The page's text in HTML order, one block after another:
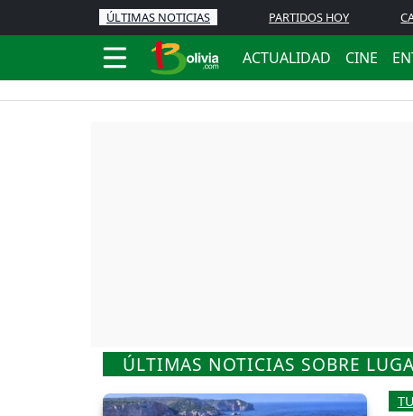
ÚLTIMAS NOTICIAS PARTIDOS HOY
ACTUALIDAD CINE
ÚLTIMAS NOTICIAS SOBRE